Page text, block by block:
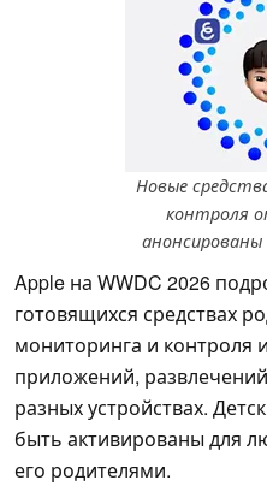
Новые
контроля
анонсированы
Apple на WWDC 2026
готовящихся средствах
мониторинга и контроля
приложений,
разных устройствах.
быть активированы для
его родителями.